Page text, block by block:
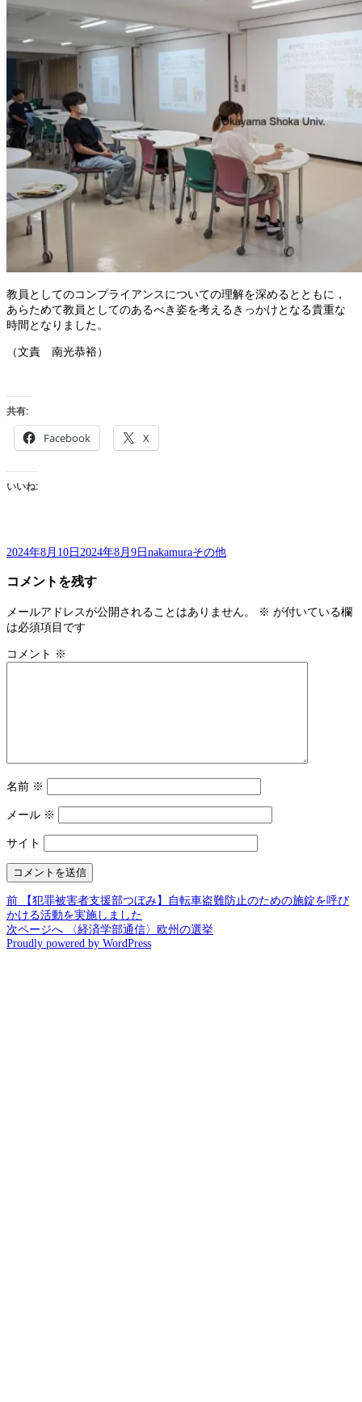
教員としてのコンプライアンスについての理解を深めるとともに，
あらためて教員としてのあるべき姿を考えるきっかけとなる貴重な
時間となりました。
（文責 南光恭裕）
共有:
Facebook X
いいね:
投
日:
2024年8月10日 2024年8月9日 作
nakamuraカ
ー
その他
コメントを残す
メールアドレスが公開されることはありません。 ※ が付いている欄
は必須項目です
コメント ※
名前 ※
メール ※
サイト
投
稿
ナ
前
前
の
投
稿:
【犯罪被害者支援部つぼみ】自転車盗難防止のための施錠を呼び
かける活動を実施しました
次ページへ
次
の
〈経済学部通信〉欧州の選挙
Proudly powered by WordPress